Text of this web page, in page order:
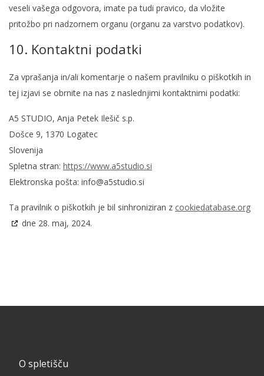
veseli vašega odgovora, imate pa tudi pravico, da vložite
pritožbo pri nadzornem organu (organu za varstvo podatkov).
10. Kontaktni podatki
Za vprašanja in/ali komentarje o našem pravilniku o piškotkih in
tej izjavi se obrnite na nas z naslednjimi kontaktnimi podatki:
A5 STUDIO, Anja Petek Ilešič s.p.
Došce 9, 1370 Logatec
Slovenija
Spletna stran: https://www.a5studio.si
Elektronska pošta: info@a5studio.si
Ta pravilnik o piškotkih je bil sinhroniziran z cookiedatabase.org
dne 28. maj, 2024.
O spletišču